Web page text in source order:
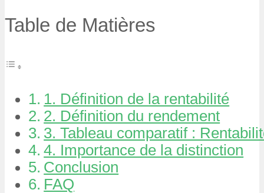
Table de Matières
1. Définition de la rentabilité
2. Définition du rendement
3. Tableau comparatif :
4. Importance de la distinction
Conclusion
FAQ